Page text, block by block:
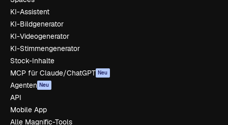
KI-Assistent
KI-Bildgenerator
KI-Videogenerator
KI-Stimmengenerator
Stock-Inhalte
MCP für Claude/ChatGPT Neu
Agenten Neu
API
Mobile App
Alle Magnific-Tools